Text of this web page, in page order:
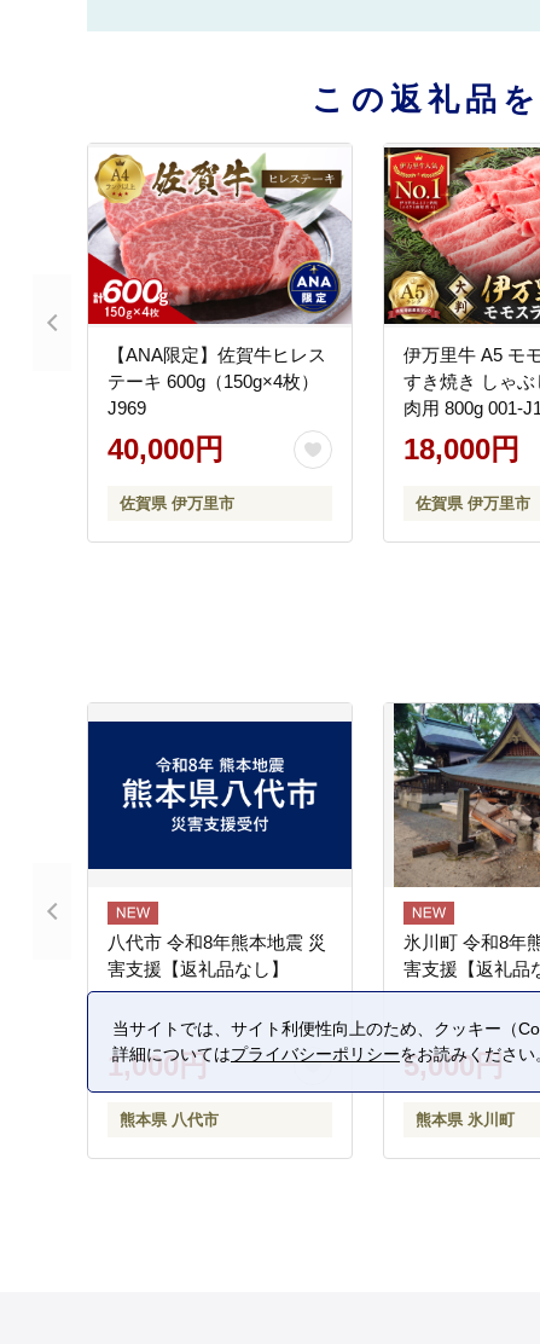
この返礼品
【ANA限定】佐賀牛ヒレス
テーキ 600g（150g×4枚）
J969
40,000円
佐賀県 伊万里市
伊万里牛 A5 モ
すき焼き しゃぶ
肉用 800g 001-
18,000円
佐賀県 伊万里市
八代市 令和8年熊本地震 災
害支援【返礼品なし】
1,000円
熊本県 八代市
氷川町 令和8年
害支援【返礼品
5,000円
熊本県 氷川町
当サイトでは、サイト利便性向上のため、クッキー（
詳細についてはプライバシーポリシーをお読みください